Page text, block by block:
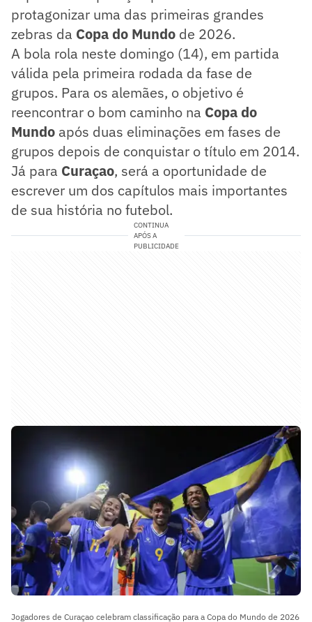
protagonizar uma das primeiras grandes
zebras da Copa do Mundo de 2026.
A bola rola neste domingo (14), em partida
válida pela primeira rodada da fase de
grupos. Para os alemães, o objetivo é
reencontrar o bom caminho na Copa do
Mundo após duas eliminações em fases de
grupos depois de conquistar o título em 2014.
Já para Curaçao, será a oportunidade de
escrever um dos capítulos mais importantes
de sua história no futebol.
CONTINUA
APÓS A
PUBLICIDADE
Jogadores de Curaçao celebram classificação para a Copa do Mundo de 2026